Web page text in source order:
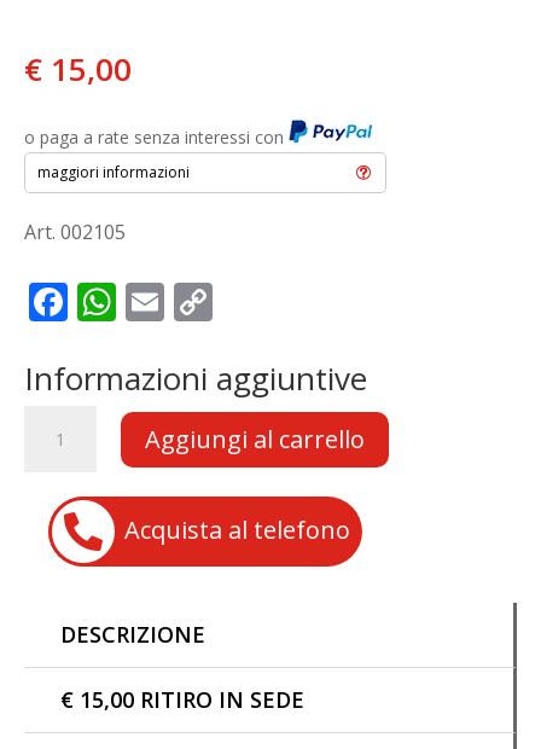
€ 15,00
o paga a rate senza interessi con
maggiori informazioni
Art. 002105
F
e
o
k
W
at
s
A
p
p
E
ai
l
p
y
Li
n
k
Informazioni aggiuntive
PARAFANGO
ANTERIORE
Minicross
NRG
Morini
KTM
quantità
Aggiungi al carrello
 Acquista al telefono
DESCRIZIONE
€ 15,00 RITIRO IN SEDE